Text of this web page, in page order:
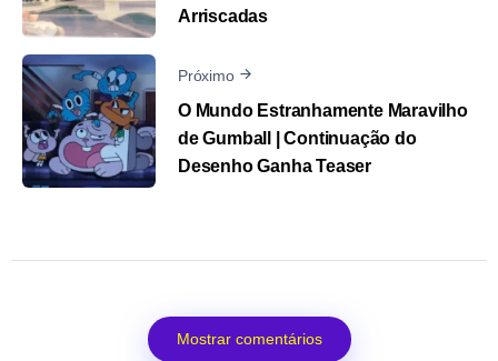
Arriscadas
Próximo
O Mundo Estranhamente Maravilho
de Gumball | Continuação do
Desenho Ganha Teaser
Mostrar comentários